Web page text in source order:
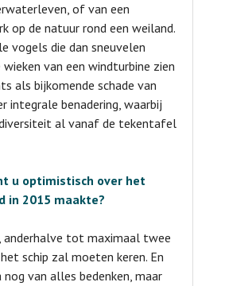
of van een
op de natuur rond een weiland.
vogels die dan sneuvelen
wieken van een windturbine zien
als bijkomende schade van
integrale benadering, waarbij
al vanaf de tekentafel
u optimistisch over het
in 2015 maakte?
anderhalve tot maximaal twee
schip zal moeten keren. En
van alles bedenken, maar